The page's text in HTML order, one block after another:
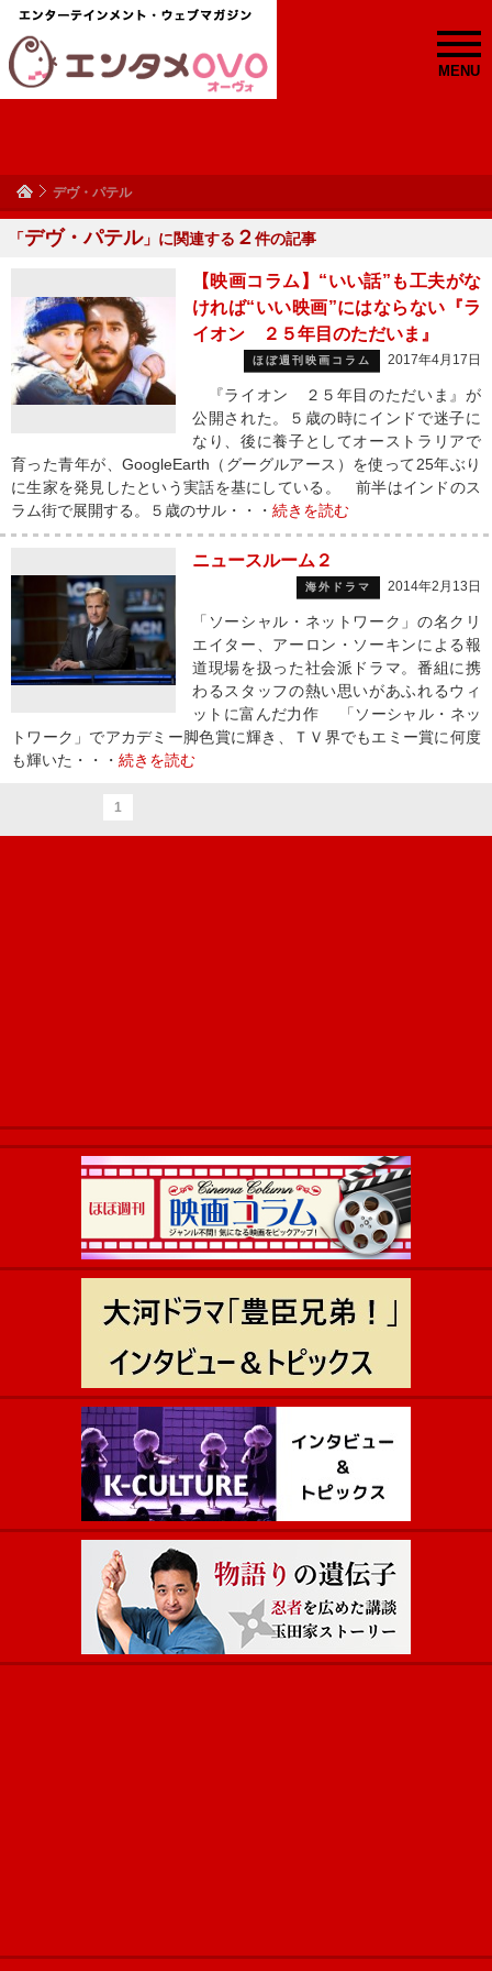
MENU
デヴ・パテル
「デヴ・パテル」に関連する ２件の記事
【映画コラム】“いい話”も工夫がな
ければ“いい映画”にはならない『ラ
イオン ２５年目のただいま』
ほぼ週刊映画コラム 2017年4月17日
『ライオン ２５年目のただいま』が
公開された。５歳の時にインドで迷子に
なり、後に養子としてオーストラリアで
育った青年が、GoogleEarth（グーグルアース）を使って25年ぶり
に生家を発見したという実話を基にしている。 前半はインドのス
ラム街で展開する。５歳のサル・・・ 続きを読む
ニュースルーム２
海外ドラマ 2014年2月13日
「ソーシャル・ネットワーク」の名クリ
エイター、アーロン・ソーキンによる報
道現場を扱った社会派ドラマ。番組に携
わるスタッフの熱い思いがあふれるウィ
ットに富んだ力作 「ソーシャル・ネッ
トワーク」でアカデミー脚色賞に輝き、ＴＶ界でもエミー賞に何度
も輝いた・・・ 続きを読む
1